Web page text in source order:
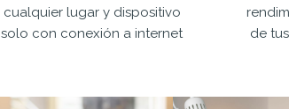
cualquier lugar y dispositivo
solo con conexión a internet
de